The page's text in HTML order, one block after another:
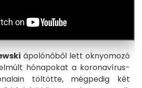
ápolónőből lett oknyomozó
hónapokat a koronavírus-
töltötte, mégpedig két